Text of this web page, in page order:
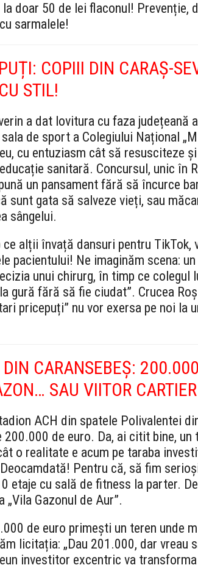
doar 50 de lei flaconul! Prevenție,
sarmalele!
COPIII DIN CARAȘ-
STIL!
a dat lovitura cu faza județeană
de sport a Colegiului Național
cu entuziasm cât să resusciteze
sanitară. Concursul, unic în
un pansament fără să încurce
sunt gata să salveze vieți, sau
sângelui.
alții învață dansuri pentru
pacientului! Ne imaginăm scena:
unui chirurg, în timp ce colegul
gură fără să fie ciudat”. Crucea
pricepuți” nu vor exersa pe noi la
CARANSEBEȘ:
SAU VIITOR
ACH din spatele Polivalentei
de euro. Da, ai citit bine, un
o realitate e acum pe taraba
Pentru că, să fim
etaje cu sală de fitness la parter.
Gazonul de Aur”.
de euro primești un teren unde
licitația: „Dau 201.000, dar vreau
investitor excentric va